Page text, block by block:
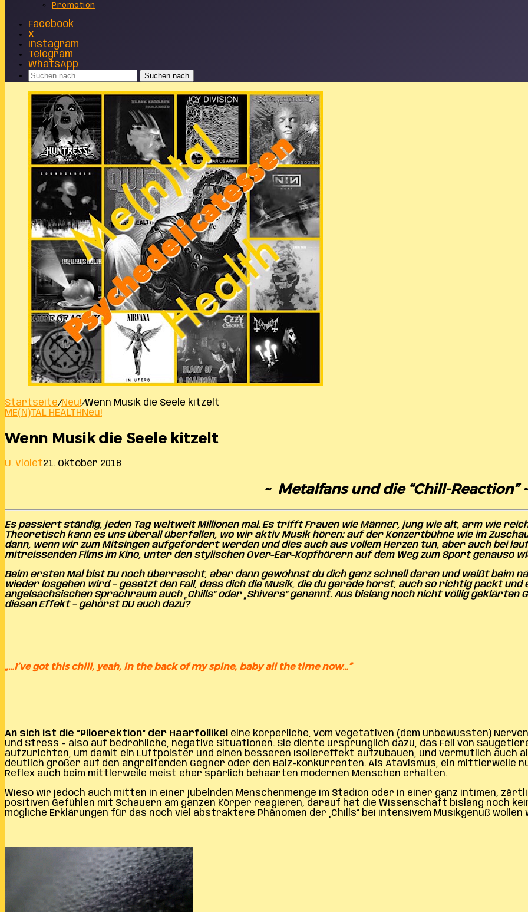
Promotion
Facebook
X
Instagram
Telegram
WhatsApp
Suchen nach
Startseite/Neu!/Wenn Musik die Seele kitzelt
ME(N)TAL HEALTH Neu!
Wenn Musik die Seele kitzelt
U. Violet21. Oktober 2018
~ Metalfans und die “Chill-Reaction”
Es passiert ständig, jeden Tag weltweit Millionen mal. Es trifft Frauen wie Männer, jung wie alt, arm wie
Theoretisch kann es uns überall überfallen, wo wir aktiv Musik hören: auf der Konzertbühne wie im
dann, wenn wir zum Mitsingen aufgefordert werden und dies auch aus vollem Herzen tun, aber auch bei
mitreissenden Films im Kino, unter den stylischen Over-Ear-Kopfhörern auf dem Weg zum Sport genauso
Beim ersten Mal bist Du noch überrascht, aber dann gewöhnst du dich ganz schnell daran und weißt beim
wieder losgehen wird – gesetzt den Fall, dass dich die Musik, die du gerade hörst, auch so richtig packt
angelsächsischen Sprachraum auch „Chills“ oder „Shivers“ genannt. Aus bislang noch nicht völlig geklärten
diesen Effekt – gehörst DU auch dazu?
„…I’ve got this chill, yeah, in the back of my spine, baby all the time now…”
An sich ist die “Piloerektion” der Haarfollikel eine körperliche, vom vegetativen (dem unbewussten)
und Stress – also auf bedrohliche, negative Situationen. Sie diente ursprünglich dazu, das Fell von
aufzurichten, um damit ein Luftpolster und einen besseren Isoliereffekt aufzubauen, und vermutlich auch
deutlich größer auf den angreifenden Gegner oder den Balz-Konkurrenten. Als Atavismus, ein mittlerweile
Reflex auch beim mittlerweile meist eher spärlich behaarten modernen Menschen erhalten.
Wieso wir jedoch auch mitten in einer jubelnden Menschenmenge im Stadion oder in einer ganz intimen,
positiven Gefühlen mit Schauern am ganzen Körper reagieren, darauf hat die Wissenschaft bislang noch
mögliche Erklärungen für das noch viel abstraktere Phänomen der „Chills“ bei intensivem Musikgenuß wollen